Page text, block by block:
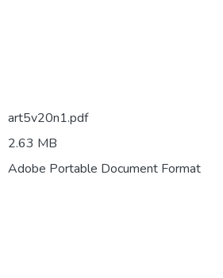
art5v20n1.pdf
2.63 MB
Adobe Portable Document Format